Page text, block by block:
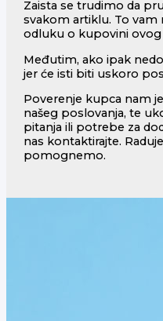
Zaista se trudimo da
svakom artiklu. To
odluku o kupovini ovog
Međutim, ako ipak
jer će isti biti uskoro
Poverenje kupca nam
našeg poslovanja, te
pitanja ili potrebe za
nas kontaktirajte.
pomognemo.